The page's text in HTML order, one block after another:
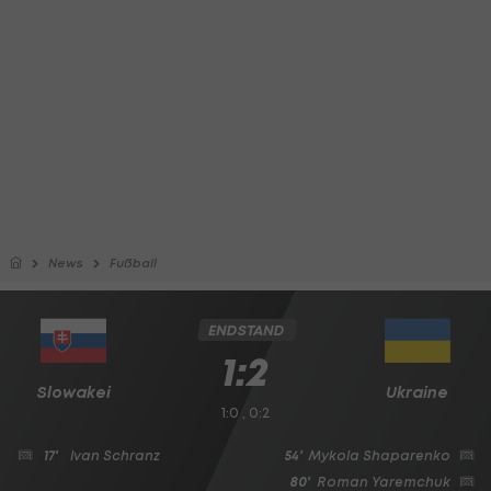
News Fußball
Slowakei Ukraine
ENDSTAND
1:2
1:0 , 0:2
17' Ivan Schranz 54' Mykola Shaparenko
80' Roman Yaremchuk